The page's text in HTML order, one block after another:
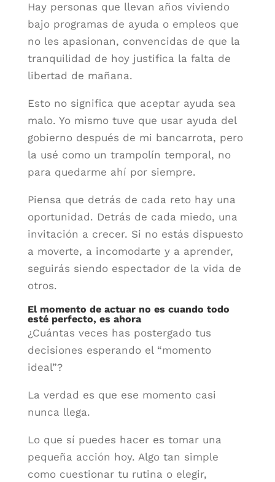
Hay personas que llevan años viviendo
bajo programas de ayuda o empleos que
no les apasionan, convencidas de que la
tranquilidad de hoy justifica la falta de
libertad de mañana.
Esto no significa que aceptar ayuda sea
malo. Yo mismo tuve que usar ayuda del
gobierno después de mi bancarrota, pero
la usé como un trampolín temporal, no
para quedarme ahí por siempre.
Piensa que detrás de cada reto hay una
oportunidad. Detrás de cada miedo, una
invitación a crecer. Si no estás dispuesto
a moverte, a incomodarte y a aprender,
seguirás siendo espectador de la vida de
otros.
El momento de actuar no es cuando todo
esté perfecto, es ahora
¿Cuántas veces has postergado tus
decisiones esperando el “momento
ideal”?
La verdad es que ese momento casi
nunca llega.
Lo que sí puedes hacer es tomar una
pequeña acción hoy. Algo tan simple
como cuestionar tu rutina o elegir,